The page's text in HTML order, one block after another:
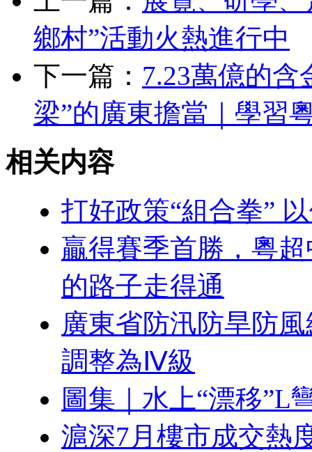
鄉村”活動火熱進行中
下一篇： 7.23萬億的
梁”的廣東擔當｜學習
相关内容
打好政策“組合拳”
贏得賽季首勝，粵
的路子走得通
廣東省防汛防旱防
調整為Ⅳ級
圖集｜水上“漂移”L
滬深7月樓市成交熱